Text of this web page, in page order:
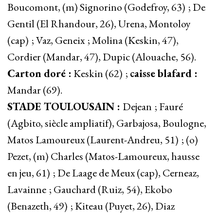
Boucomont, (m) Signorino (Godefroy, 63) ; De
Gentil (El Rhandour, 26), Urena, Montoloy
(cap) ; Vaz, Geneix ; Molina (Keskin, 47),
Cordier (Mandar, 47), Dupic (Alouache, 56).
Carton doré : Keskin (62) ; caisse blafard :
Mandar (69).
STADE TOULOUSAIN : Dejean ; Fauré
(Agbito, siècle ampliatif), Garbajosa, Boulogne,
Matos Lamoureux (Laurent-Andreu, 51) ; (o)
Pezet, (m) Charles (Matos-Lamoureux, hausse
en jeu, 61) ; De Laage de Meux (cap), Cerneaz,
Lavainne ; Gauchard (Ruiz, 54), Ekobo
(Benazeth, 49) ; Kiteau (Puyet, 26), Diaz